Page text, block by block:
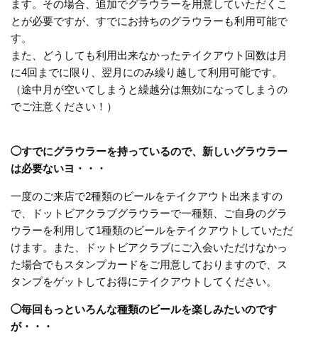
ます。その場合、追加でグラウラーを用意していただくこ
とが必要ですが、すでにお持ちのグラウラーも利用可能で
す。
また、どうしても利用出来なかったテイクアウト回数は月
に4回までに限り、翌月にのみ繰り越して利用可能です。
（途中月が空いてしまうと繰越分は無効になってしまうの
でご注意ください！）
◯すでにグラウラーを持っているので、新しいグラウラー
は必要ないヨ・・・
一度のご来店で2種類のビールをテイクアウト出来ますの
で、ドットビアクラブグラウラーで一種類、ご自身のグラ
ウラーを利用して1種類のビールをテイクアウトしていただ
けます。また、ドットビアクラブにご入会いただけなかっ
た場合でもスタンプカードをご用意しておりますので、ス
タンプをゲットしてお得にテイクアウトしてください。
◯毎回もっといろんな種類のビールを楽しみたいのです
が・・・